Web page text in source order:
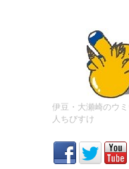
伊豆・大瀬崎のウ
人ちびすけ